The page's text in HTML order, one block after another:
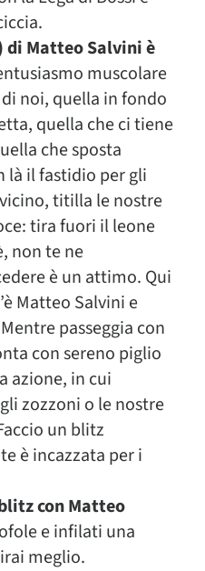
Matteo Salvini è
muscolare
noi, quella in fondo
quella che ci tiene
che sposta
là il fastidio per gli
titilla le nostre
tira fuori il leone
non te ne
è un attimo. Qui
Matteo Salvini e
passeggia con
con sereno piglio
azione, in cui
zozzoni o le nostre
un blitz
è incazzata per i
con Matteo
e infilati una
meglio.